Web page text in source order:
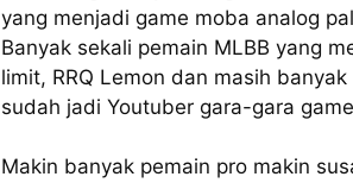
yang menjadi game moba analog
Banyak sekali pemain MLBB yang
limit, RRQ Lemon dan masih
sudah jadi Youtuber gara-gara
Makin banyak pemain pro makin